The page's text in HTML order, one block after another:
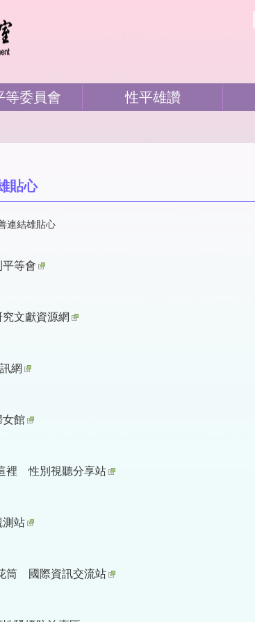
等委員會 性平雄讚
貼心
連結雄貼心
等會
文獻資源網
網
女館
裡 性別視聽分享站
測站
筒 國際資訊交流站